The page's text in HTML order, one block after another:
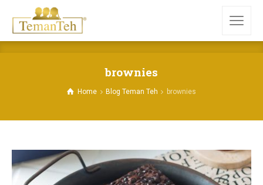
brownies
Home Blog Teman Teh brownies